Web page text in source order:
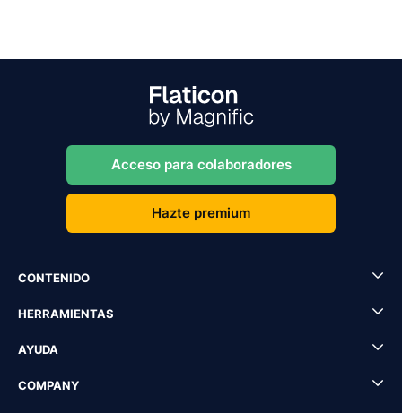
Acceso para colaboradores
Hazte premium
CONTENIDO
HERRAMIENTAS
AYUDA
COMPANY